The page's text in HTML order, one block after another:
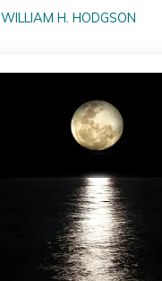
WILLIAM H. HODGSON